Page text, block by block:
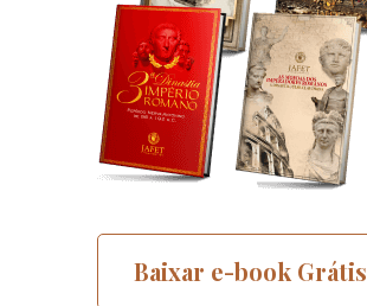
Baixar e-book Grátis